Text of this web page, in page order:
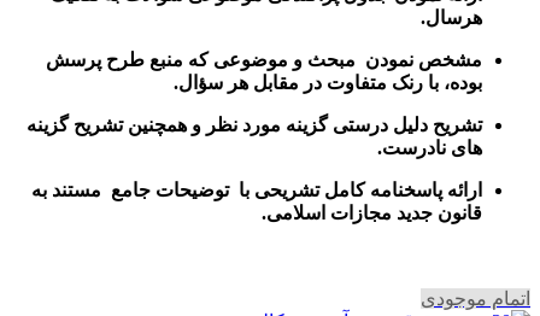
هرسال.
مشخص نمودن مبحث و موضوعی که منبع طرح پرسش
بوده، با رنک متفاوت در مقابل هر سؤال.
تشریح دلیل درستی گزینه مورد نظر و همچنین تشریح گزینه
های نادرست.
ارائه پاسخنامه کامل تشریحی با توضیحات جامع مستند به
قانون جدید مجازات اسلامی.
اتمام موجودی